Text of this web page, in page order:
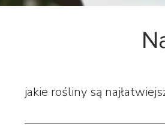
jakie rośliny są
z doświadczeń naszych i